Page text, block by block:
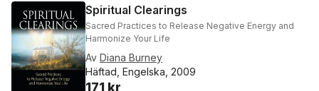
Spiritual Clearings
Sacred Practices to Release Negative Energy and
Harmonize Your Life
Av Diana Burney
Häftad, Engelska, 2009
171 kr